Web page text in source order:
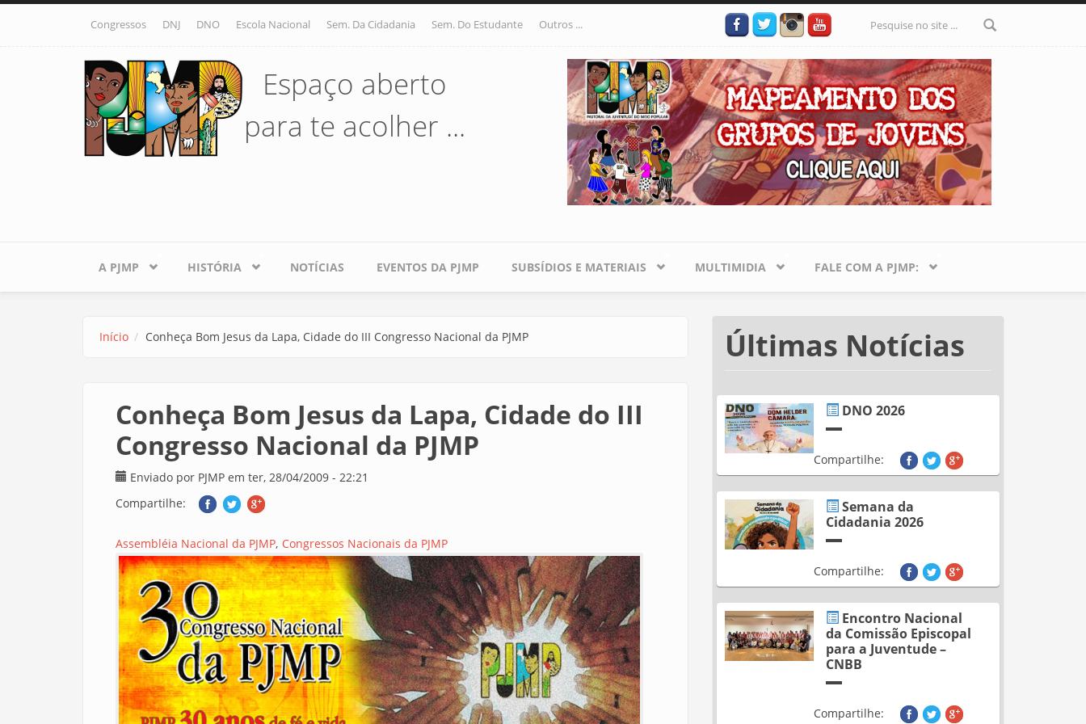
Pular para o conteúdo principal
Congressos DNJ DNO Escola Nacional Sem. Da Cidadania Sem. Do Estudante Outros ...
Formulário
de busca
Espaço aberto
para te acolher ...
A PJMP HISTÓRIA NOTÍCIAS EVENTOS DA PJMP SUBSÍDIOS E MATERIAIS MULTIMIDIA FALE COM A PJMP:
Início Conheça Bom Jesus da Lapa, Cidade do III Congresso Nacional da PJMP
Conheça Bom Jesus da Lapa, Cidade do III
Congresso Nacional da PJMP
Enviado por PJMP em ter, 28/04/2009 - 22:21
Compartilhe:
Assembléia Nacional da PJMP Congressos Nacionais da PJMP
Últimas Notícias
DNO 2026
Compartilhe:
Semana da
Cidadania 2026
Compartilhe:
Encontro Nacional
da Comissão Episcopal
para a Juventude –
CNBB
Compartilhe: